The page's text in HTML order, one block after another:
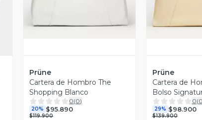
Prüne
Cartera de Hombro The
Shopping Blanco
0(0)
20% $95.890
$119.900
Prüne
Cartera de
Bolso
0(0
29% $98.900
$139.900